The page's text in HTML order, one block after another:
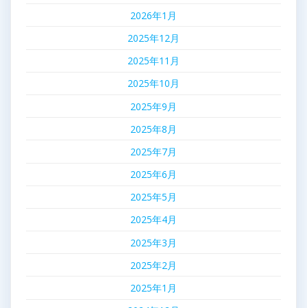
2026年1月
2025年12月
2025年11月
2025年10月
2025年9月
2025年8月
2025年7月
2025年6月
2025年5月
2025年4月
2025年3月
2025年2月
2025年1月